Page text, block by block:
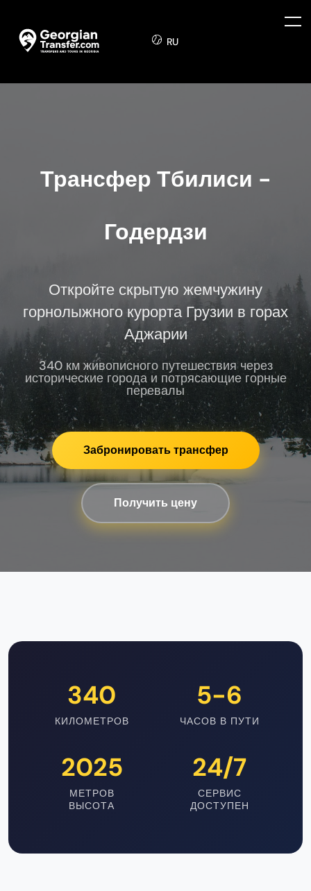
RU
Трансфер Тбилиси -
Годердзи
Откройте скрытую жемчужину
горнолыжного курорта Грузии в горах
Аджарии
340 км живописного путешествия через
исторические города и потрясающие горные
перевалы
Забронировать трансфер
Получить цену
340
КИЛОМЕТРОВ
5-6
ЧАСОВ В ПУТИ
2025
МЕТРОВ
ВЫСОТА
24/7
СЕРВИС
ДОСТУПЕН